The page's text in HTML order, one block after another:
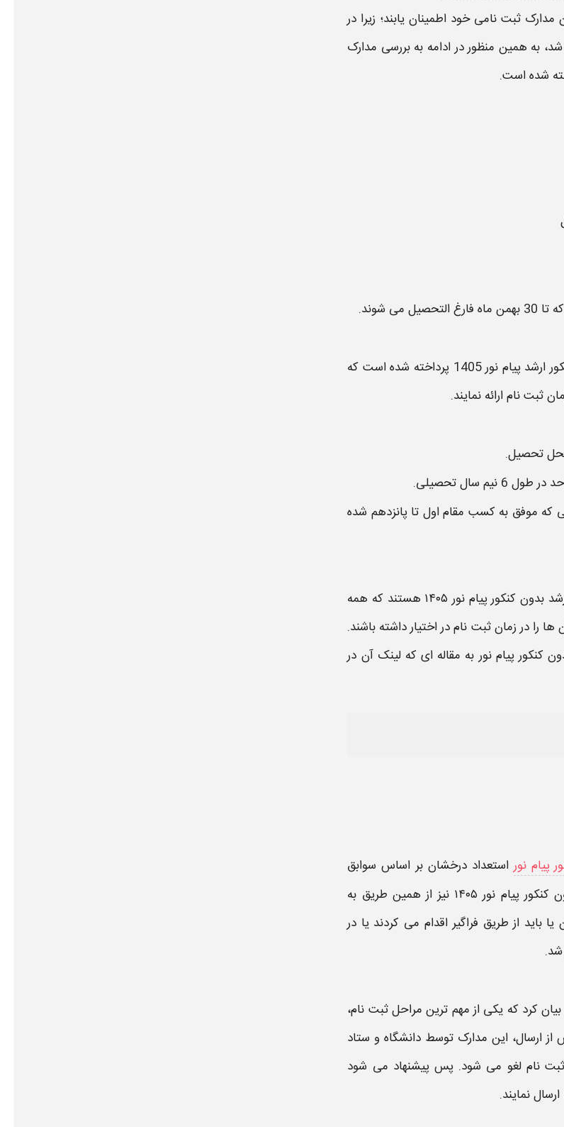
مدارک ثبت نامیخود اطمینان یابند؛ زیرا در
به همین منظور در ادامه به بررسی مدارک
شده است.
می شوند.
پیام نور 1405
پرداخته شده است که
ثبت نامارائه نمایند.
تحصیل.
که موفق به کسب مقام اول تا پانزدهم شده
کنکور پیام نور ۱۴۰۵
هستند که همه
ها را در زمانثبت نامدر اختیار داشته باشند.
کنکور پیام نوربه مقاله ای که لینک آن در
پیام نوراستعداد درخشان بر اساس سوابق
پیام نور ۱۴۰۵
نیز از همین طریق به
باید از طریق فراگیر اقدام می کردند یا در
کرد که یکی از مهم ترین مراحلثبت نام،
ارسال، این مدارک توسط دانشگاه و ستاد
ثبت ناملغو می شود. پس پیشنهاد می شود
نمایند.